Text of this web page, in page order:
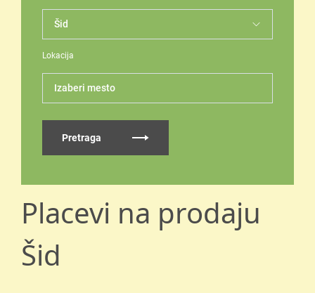
Lokacija
Izaberi mesto
Pretraga
Placevi na prodaju
Šid